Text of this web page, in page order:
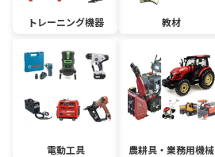
トレーニング機器 教材
電動工具 農耕具・業務用機械